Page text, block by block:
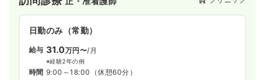
日勤のみ（常勤）
給与 31.0万円〜/月
※経験2年の例
時間 9:00～18:00 （休憩60分）